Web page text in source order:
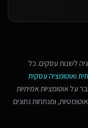
לשנות עסקים. כל
ואוטומציה עסקית
אוטומציות אמיתיות
ומנתחות נתונים